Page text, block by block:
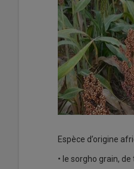
Espèce d’origine
• le sorgho grain,